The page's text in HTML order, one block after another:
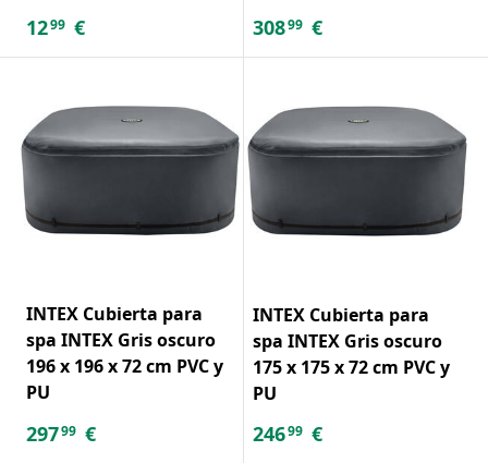
1299 € 30899 €
INTEX Cubierta para
spa INTEX Gris oscuro
196 x 196 x 72 cm PVC y
PU
29799 €
INTEX Cubierta para
spa INTEX Gris oscuro
175 x 175 x 72 cm PVC y
PU
24699 €